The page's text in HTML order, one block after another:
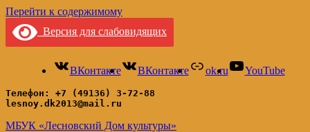
Перейти к содержимому
Версия для слабовидящих
ВКонтакте ВКонтакте ok.ru YouTube
Телефон: +7 (49136) 3-72-88
lesnoy.dk2013@mail.ru
МБУК «Лесновский Дом культуры»